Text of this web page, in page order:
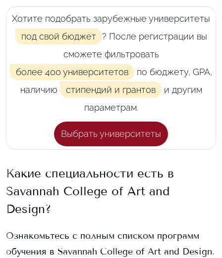
Хотите подобрать зарубежные университеты
под свой бюджет ? После регистрации вы
сможете фильтровать
более 400 университетов
по бюджету, GPA,
наличию
стипендий и грантов и другим
параметрам.
Выбрать университеты
Какие специальности есть в
Savannah College of Art and
Design?
Ознакомьтесь с полным списком программ
обучения в Savannah College of Art and Design.